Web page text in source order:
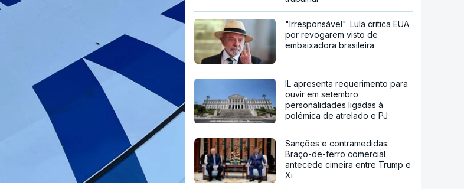
"Irresponsável". Lula critica EUA
por revogarem visto de
embaixadora brasileira
IL apresenta requerimento para
ouvir em setembro
personalidades ligadas à
polémica de atrelado e PJ
Sanções e contramedidas.
Braço-de-ferro comercial
antecede cimeira entre Trump e
Xi